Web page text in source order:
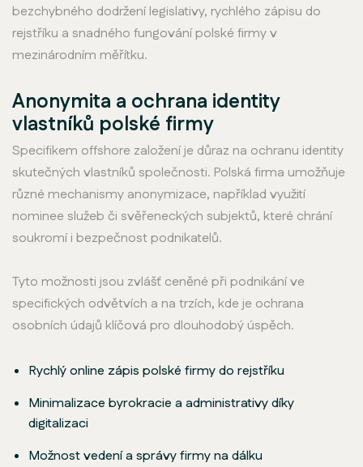
bezchybného dodržení legislativy, rychlého zápisu do
rejstříku a snadného fungování polské firmy v
mezinárodním měřítku.
Anonymita a ochrana identity
vlastníků polské firmy
Specifikem offshore založení je důraz na ochranu identity
skutečných vlastníků společnosti. Polská firma umožňuje
různé mechanismy anonymizace, například využití
nominee služeb či svěřeneckých subjektů, které chrání
soukromí i bezpečnost podnikatelů.
Tyto možnosti jsou zvlášť ceněné při podnikání ve
specifických odvětvích a na trzích, kde je ochrana
osobních údajů klíčová pro dlouhodobý úspěch.
Rychlý online zápis polské firmy do rejstříku
Minimalizace byrokracie a administrativy díky
digitalizaci
Možnost vedení a správy firmy na dálku